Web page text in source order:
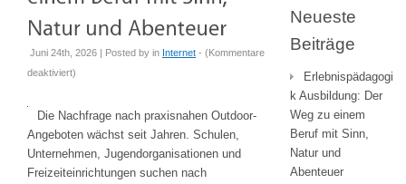
Juni 24th, 2026 | Posted by in Internet - (Kommentare
deaktiviertfür
Ausbildung:
zu
)
Die Nachfrage nach praxisnahen Outdoor-
Angeboten wächst seit Jahren. Schulen,
Unternehmen, Jugendorganisationen und
Freizeiteinrichtungen suchen nach
Neueste
Beiträge
Erlebnispädagogi
k Ausbildung: Der
Weg zu einem
Beruf mit Sinn,
Natur und
Abenteuer